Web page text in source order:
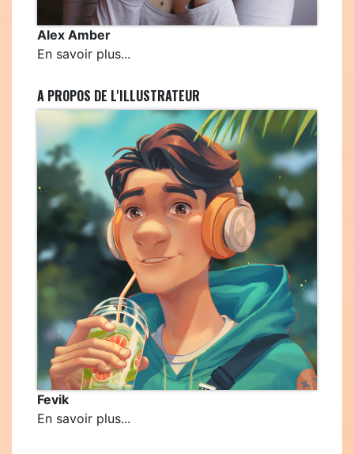
Alex Amber
En savoir plus...
A PROPOS DE L'ILLUSTRATEUR
Fevik
En savoir plus...